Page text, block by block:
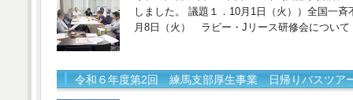
しました。 議題１．10月1日（火））全国一
月8日（火） ラビー・Jリース研修会につい
令和６年度第2回 練馬支部厚生事業 日帰りバスツア